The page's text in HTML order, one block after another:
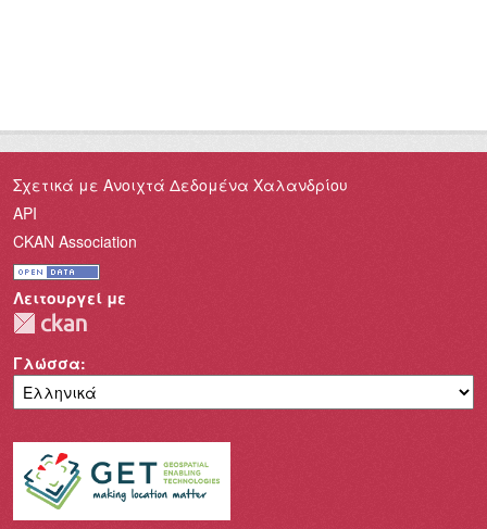
Σχετικά με Ανοιχτά Δεδομένα Χαλανδρίου
API
CKAN Association
Λειτουργεί με
Γλώσσα